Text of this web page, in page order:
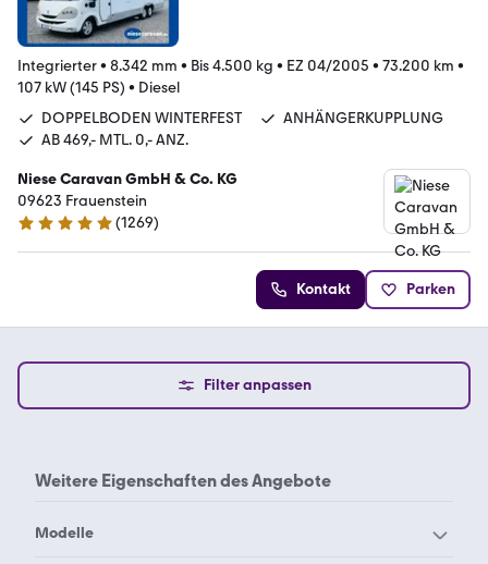
Integrierter• 8.342 mm • Bis 4.500 kg • EZ 04/2005 • 73.200 km •
107 kW (145 PS) • Diesel
DOPPELBODEN WINTERFEST
ANHÄNGERKUPPLUNG
AB 469,- MTL. 0,- ANZ.
Niese Caravan GmbH & Co. KG
09623 Frauenstein
4.9 Sterne
(1269)
Kontakt Parken
Filter anpassen
Weitere Eigenschaften desAngebote
Modelle